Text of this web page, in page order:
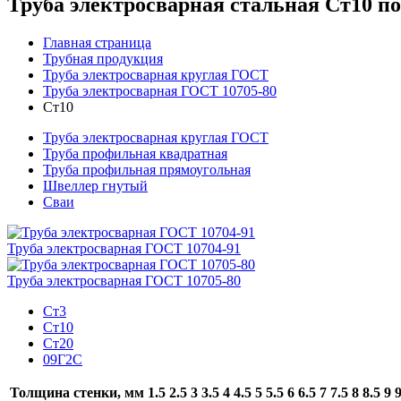
Главная страница
Трубная продукция
Труба электросварная круглая ГОСТ
Труба электросварная ГОСТ 10705-80
Ст10
Труба электросварная круглая ГОСТ
Труба профильная квадратная
Труба профильная прямоугольная
Швеллер гнутый
Сваи
Труба электросварная ГОСТ 10704-91
Труба электросварная ГОСТ 10705-80
Ст3
Ст10
Ст20
09Г2С
Толщина стенки, мм 1.5 2.5 3 3.5 4 4.5 5 5.5 6 6.5 7 7.5 8 8.5 9